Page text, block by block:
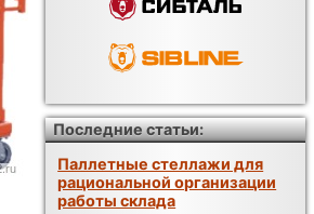
Последние статьи:
Паллетные стеллажи для
рациональной организации
работы склада